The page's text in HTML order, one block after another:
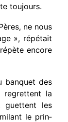
toujours.
ne nous
», répétait
encore
banquet des
regrettent la
guettent les
le prin­